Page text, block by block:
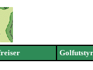
Golfutstyr